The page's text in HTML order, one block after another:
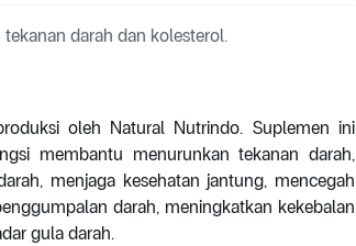
darah dan kolesterol.
oleh Natural Nutrindo. Suplemen ini
membantu menurunkan tekanan darah,
menjaga kesehatan jantung, mencegah
darah, meningkatkan kekebalan
gula darah.